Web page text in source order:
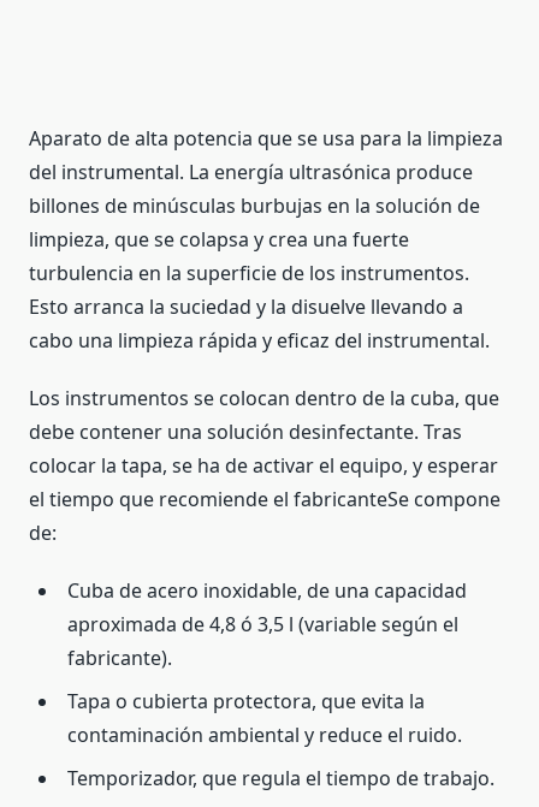
Aparato de alta potencia que se usa para la limpieza
del instrumental. La energía ultrasónica produce
billones de minúsculas burbujas en la solución de
limpieza, que se colapsa y crea una fuerte
turbulencia en la superficie de los instrumentos.
Esto arranca la suciedad y la disuelve llevando a
cabo una limpieza rápida y eficaz del instrumental.
Los instrumentos se colocan dentro de la cuba, que
debe contener una solución desinfectante. Tras
colocar la tapa, se ha de activar el equipo, y esperar
el tiempo que recomiende el fabricanteSe compone
de:
Cuba de acero inoxidable, de una capacidad
aproximada de 4,8 ó 3,5 l (variable según el
fabricante).
Tapa o cubierta protectora, que evita la
contaminación ambiental y reduce el ruido.
Temporizador, que regula el tiempo de trabajo.